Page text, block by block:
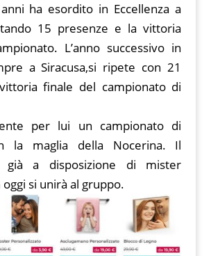
ha esordito in Eccellenza a
15 presenze e la vittoria
L’anno successivo in
a Siracusa,si ripete con 21
finale del campionato di
per lui un campionato di
la maglia della Nocerina. Il
già a disposizione di mister
si unirà al gruppo.